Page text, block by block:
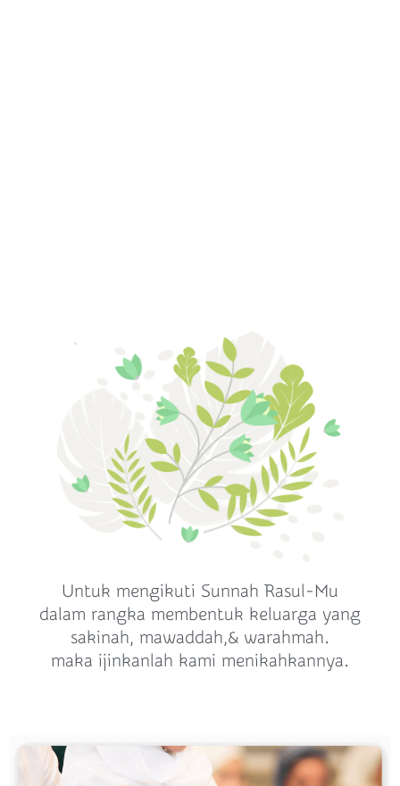
Untuk mengikuti Sunnah Rasul-Mu
dalam rangka membentuk keluarga yang
sakinah, mawaddah,& warahmah.
maka ijinkanlah kami menikahkannya.